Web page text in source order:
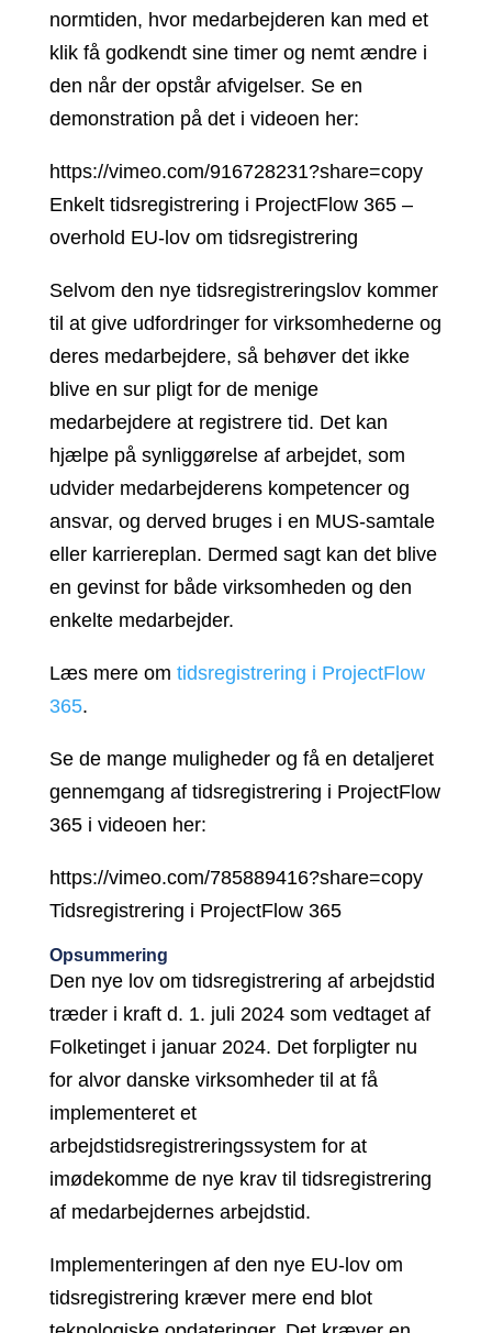
normtiden, hvor medarbejderen kan med et
klik få godkendt sine timer og nemt ændre i
den når der opstår afvigelser. Se en
demonstration på det i videoen her:
https://vimeo.com/916728231?share=copy
Enkelt tidsregistrering i ProjectFlow 365 –
overhold EU-lov om tidsregistrering
Selvom den nye tidsregistreringslov kommer
til at give udfordringer for virksomhederne og
deres medarbejdere, så behøver det ikke
blive en sur pligt for de menige
medarbejdere at registrere tid. Det kan
hjælpe på synliggørelse af arbejdet, som
udvider medarbejderens kompetencer og
ansvar, og derved bruges i en MUS-samtale
eller karriereplan. Dermed sagt kan det blive
en gevinst for både virksomheden og den
enkelte medarbejder.
Læs mere om tidsregistrering i ProjectFlow
365.
Se de mange muligheder og få en detaljeret
gennemgang af tidsregistrering i ProjectFlow
365 i videoen her:
https://vimeo.com/785889416?share=copy
Tidsregistrering i ProjectFlow 365
Opsummering
Den nye lov om tidsregistrering af arbejdstid
træder i kraft d. 1. juli 2024 som vedtaget af
Folketinget i januar 2024. Det forpligter nu
for alvor danske virksomheder til at få
implementeret et
arbejdstidsregistreringssystem for at
imødekomme de nye krav til tidsregistrering
af medarbejdernes arbejdstid.
Implementeringen af den nye EU-lov om
tidsregistrering kræver mere end blot